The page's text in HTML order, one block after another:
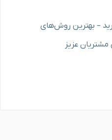
– بهترین روش‌های
مشتریان عزیز